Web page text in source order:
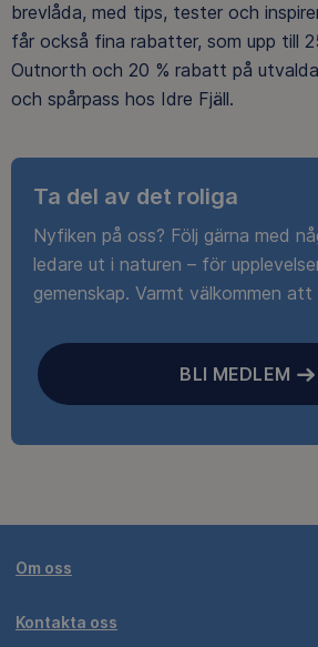
brevlåda, med tips, tester och
får också fina rabatter, som upp till
Outnorth och 20 % rabatt på
och spårpass hos Idre Fjäll.
Ta del av det roliga
Nyfiken på oss? Följ gärna med
ledare ut i naturen – för
gemenskap. Varmt välkommen att
BLI MEDLEM
Om oss
Kontakta oss